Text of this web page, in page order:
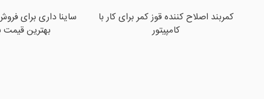
کمربند اصلاح کننده قوز کمر برای کار با
کامپیتور
ساینا داری برای
بهترین